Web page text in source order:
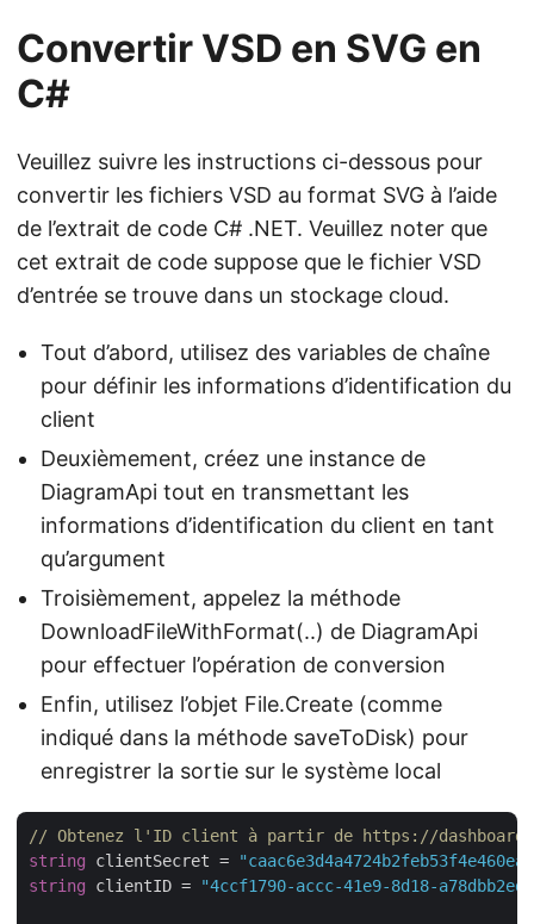
Convertir VSD en SVG en
C#
Veuillez suivre les instructions ci-dessous pour
convertir les fichiers VSD au format SVG à l’aide
de l’extrait de code C# .NET. Veuillez noter que
cet extrait de code suppose que le fichier VSD
d’entrée se trouve dans un stockage cloud.
Tout d’abord, utilisez des variables de chaîne
pour définir les informations d’identification du
client
Deuxièmement, créez une instance de
DiagramApi tout en transmettant les
informations d’identification du client en tant
qu’argument
Troisièmement, appelez la méthode
DownloadFileWithFormat(..) de DiagramApi
pour effectuer l’opération de conversion
Enfin, utilisez l’objet File.Create (comme
indiqué dans la méthode saveToDisk) pour
enregistrer la sortie sur le système local
// Obtenez l'ID client à partir de https://
string clientSecret =
string clientID = "4ccf1790-accc-41e9-8d18-